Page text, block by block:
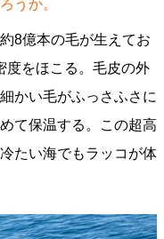
うか。
8億本の毛が生えてお
度をほこる。毛皮の外
かい毛がふっさふさに
て保温する。この超高
たい海でもラッコが体